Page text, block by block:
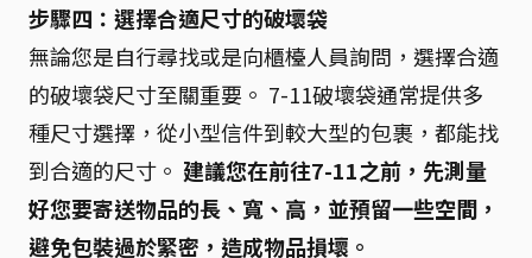
步驟四：選擇合適尺寸的破壞袋
無論您是自行尋找或是向櫃檯人員詢問，選擇合適
的破壞袋尺寸至關重要。 7-11破壞袋通常提供多
種尺寸選擇，從小型信件到較大型的包裹，都能找
到合適的尺寸。 建議您在前往7-11之前，先測量
好您要寄送物品的長、寬、高，並預留一些空間，
避免包裝過於緊密，造成物品損壞。